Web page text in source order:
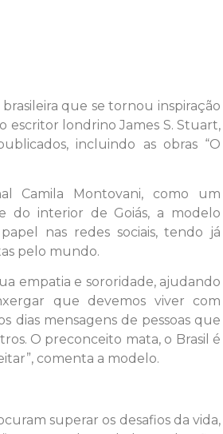
que se tornou inspiração
escritor londrino James S. Stuart,
incluindo as obras “O
Camila Montovani, como um
do interior de Goiás, a modelo
nas redes sociais, tendo já
pelo mundo.
empatia e sororidade, ajudando
que devemos viver com
dias mensagens de pessoas que
O preconceito mata, o Brasil é
comenta a modelo.
superar os desafios da vida,